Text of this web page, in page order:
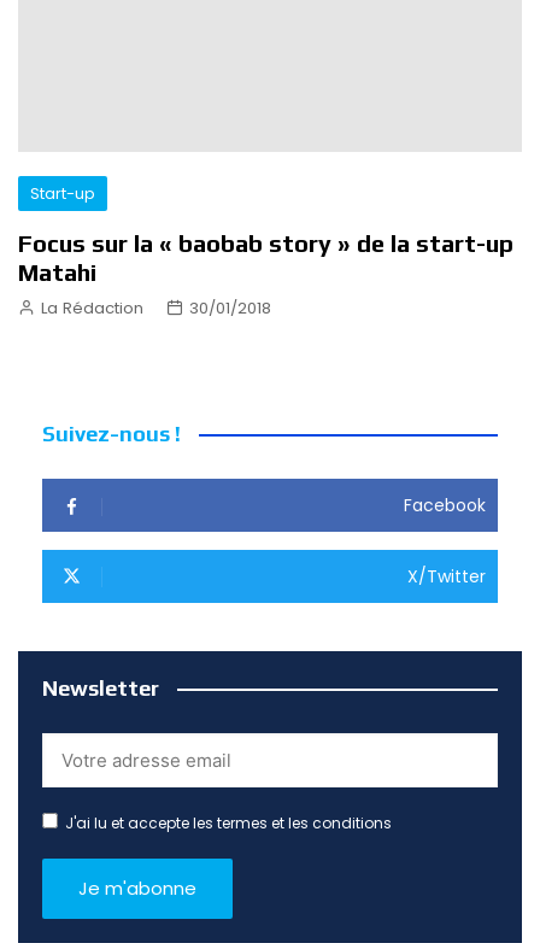
Start-up
Focus sur la « baobab story » de la start-up
Matahi
La Rédaction 30/01/2018
Suivez-nous !
Facebook
X/Twitter
Newsletter
J'ai lu et accepte les termes et les conditions